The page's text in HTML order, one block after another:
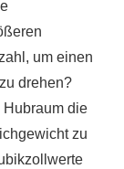
um einen
drehen?
Hubraum die
zu